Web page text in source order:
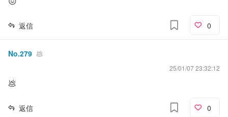
返信 0
No.279 💩
25/01/07 23:32:12
💩
返信 0